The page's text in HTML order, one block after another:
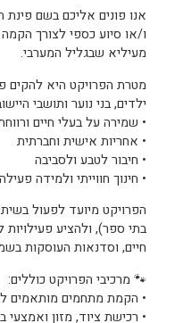
אנו פונים אליכם בשם
ו/או סיוע כספי לצורך
מעיליא שבגליל המערבי.
מטרת הפרויקט היא להקים
ילדים, בני נוער ותושבי
• שמירה על בעלי חיים
• אחריות אישית וחברתית
• חיבור לטבע ולסביבה
• חינוך חווייתי ולמידה פעילה
הפרויקט מיועד לפעול
בתי ספר), ולהציע פעילויות
חיים, וסדנאות העוסקות
🐾 מרכיבי הפרויקט כוללים:
• הקמת מתחמים מותאמים
• רכישת ציוד, מזון ואמצעי